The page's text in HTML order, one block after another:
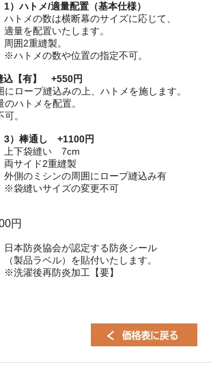
1）ハトメ/適量配置（基本仕様）
ハトメの数は横断幕のサイズに応じて、
適量を配置いたします。
周囲2重縫製。
※ハトメの数や位置の指定不可。
込【有】 +550円
ロープ縫込みの上、ハトメを施します。
ハトメを配置。
。
3）棒通し +1100円
上下袋縫い 7cm
両サイド2重縫製
外側のミシンの周囲にロープ縫込み有
※袋縫いサイズの変更不可
円
日本防炎協会が認定する防炎シール
（製品ラベル）を貼付いたします。
※洗濯後再防炎加工【要】